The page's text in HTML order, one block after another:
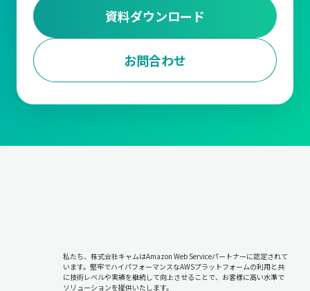
資料ダウンロード
お問合わせ
私たち、株式会社キャムはAmazon Web Serviceパートナーに認定されて
います。堅牢でハイパフォーマンスなAWSプラットフォームの利用と共
に技術レベルや実績を継続して向上させることで、お客様に高い水準で
ソリューションを提供いたします。